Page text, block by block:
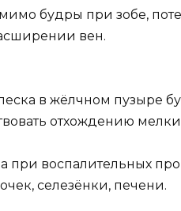
будры при зобе,
вен.
в жёлчном пузыре
отхождению
при воспалительных
селезёнки, печени.